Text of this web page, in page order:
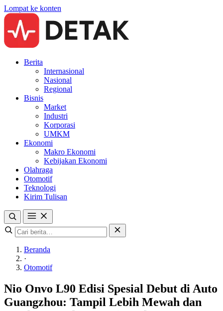
Lompat ke konten
Berita
Internasional
Nasional
Regional
Bisnis
Market
Industri
Korporasi
UMKM
Ekonomi
Makro Ekonomi
Kebijakan Ekonomi
Olahraga
Otomotif
Teknologi
Kirim Tulisan
Beranda
·
Otomotif
Nio Onvo L90 Edisi Spesial Debut di Auto
Guangzhou: Tampil Lebih Mewah dan